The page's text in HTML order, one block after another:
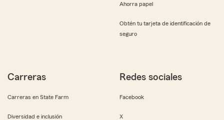
Ahorra papel
Obtén tu tarjeta de identificación de
seguro
Carreras
Carreras en State Farm
Diversidad e inclusión
Redes sociales
Facebook
X